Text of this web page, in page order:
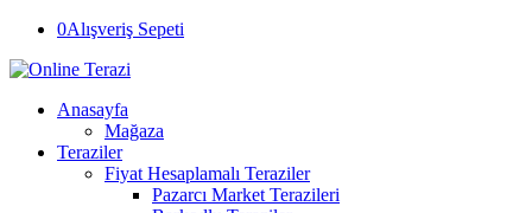
0Alışveriş Sepeti
Anasayfa
Mağaza
Teraziler
Fiyat Hesaplamalı Teraziler
Pazarcı Market Terazileri